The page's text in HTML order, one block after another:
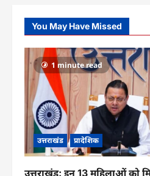
You May Have Missed
1 minute read
उत्तराखंड प्रादेशिक
उत्तराखंड: इन 13 महिलाओं को